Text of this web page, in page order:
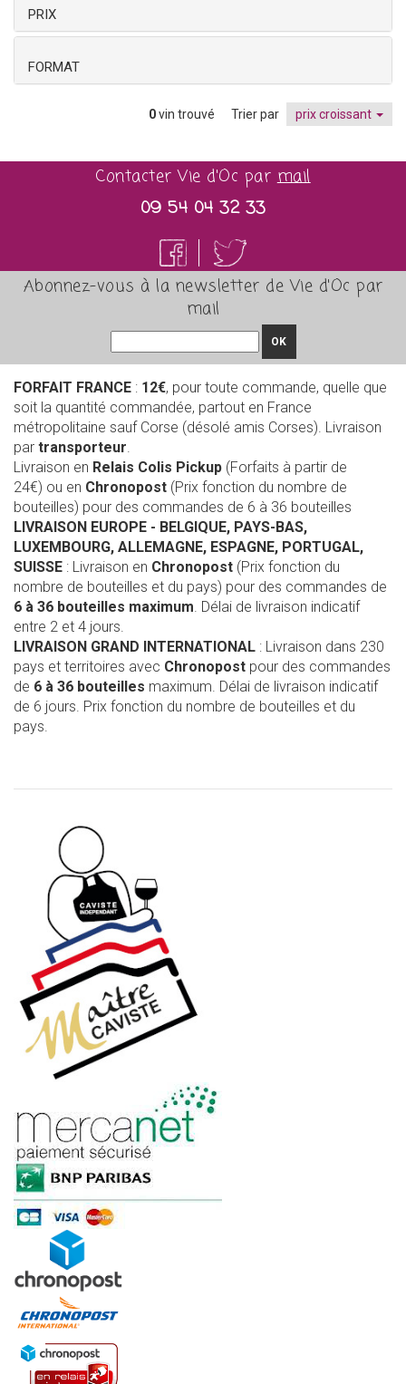
PRIX
FORMAT
0vin trouvé Trier par prix croissant
Contacter Vie d'Oc parmail
09 54 04 32 33
Abonnez-vous à la newsletter de Vie d'Oc par
mail
OK
FORFAIT FRANCE : 12€, pour toute commande, quelle que
soit la quantité commandée, partout en France
métropolitaine sauf Corse (désolé amis Corses). Livraison
par transporteur.
Livraison en Relais Colis Pickup (Forfaits à partir de
24€) ou en Chronopost (Prix fonction du nombre de
bouteilles) pour des commandes de 6 à 36 bouteilles
LIVRAISON EUROPE - BELGIQUE, PAYS-BAS,
LUXEMBOURG, ALLEMAGNE, ESPAGNE, PORTUGAL,
SUISSE : Livraison en Chronopost (Prix fonction du
nombre de bouteilles et du pays) pour des commandes de
6 à 36 bouteilles maximum. Délai de livraison indicatif
entre 2 et 4 jours.
LIVRAISON GRAND INTERNATIONAL : Livraison dans 230
pays et territoires avec Chronopost pour des commandes
de 6 à 36 bouteilles maximum. Délai de livraison indicatif
de 6 jours. Prix fonction du nombre de bouteilles et du
pays.